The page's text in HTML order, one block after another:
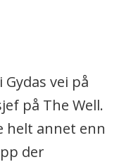
vei på
på The Well.
helt annet enn
der